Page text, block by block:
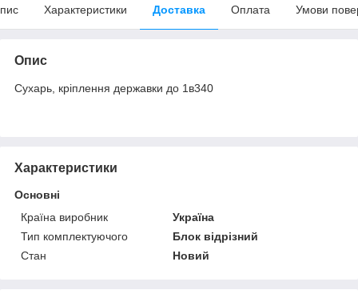
Характеристики Доставка Оплата Умови
Опис
Сухарь, кріплення державки до 1в340
Характеристики
Основні
Країна виробник
Україна
Тип комплектуючого
Блок відрізний
Стан
Новий